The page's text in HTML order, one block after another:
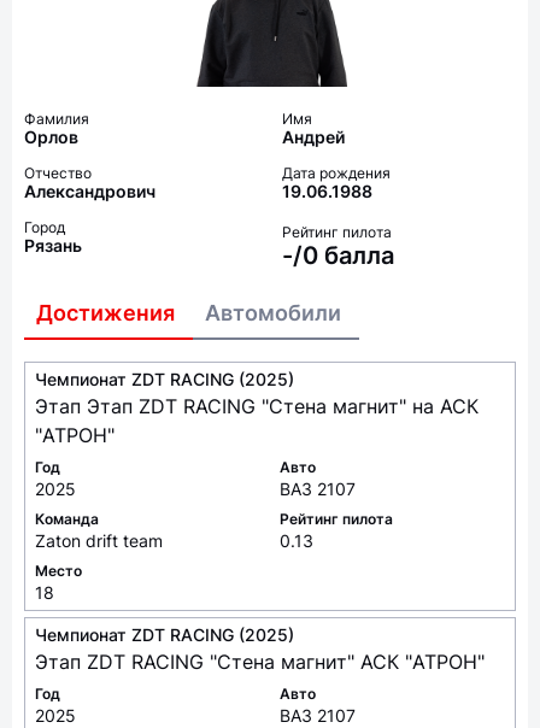
Фамилия
Орлов
Имя
Андрей
Отчество
Александрович
Дата рождения
19.06.1988
Город
Рязань
Рейтинг пилота
-/0 балла
Достижения Автомобили
Чемпионат ZDT RACING (2025)
Этап Этап ZDT RACING "Стена магнит" на АСК
"АТРОН"
Год
2025
Авто
ВАЗ 2107
Команда
Zaton drift team
Рейтинг пилота
0.13
Место
18
Чемпионат ZDT RACING (2025)
Этап ZDT RACING "Стена магнит" АСК "АТРОН"
Год
2025
Авто
ВАЗ 2107